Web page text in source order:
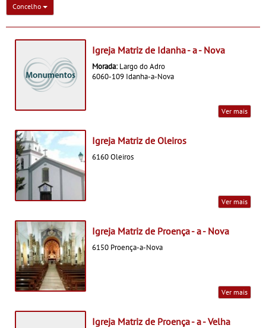
Concelho
Igreja Matriz de Idanha - a - Nova
Morada: Largo do Adro
6060-109 Idanha-a-Nova
Ver mais
Igreja Matriz de Oleiros
6160 Oleiros
Ver mais
Igreja Matriz de Proença - a - Nova
6150 Proença-a-Nova
Ver mais
Igreja Matriz de Proença - a - Velha